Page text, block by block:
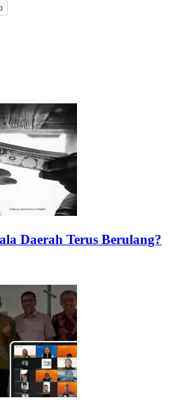
Daerah Terus Berulang?